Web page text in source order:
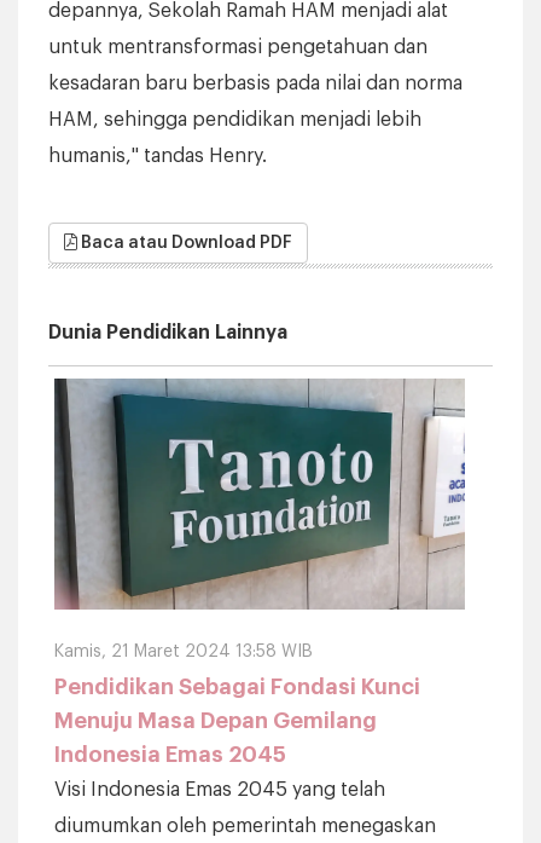
depannya, Sekolah Ramah HAM menjadi alat
untuk mentransformasi pengetahuan dan
kesadaran baru berbasis pada nilai dan norma
HAM, sehingga pendidikan menjadi lebih
humanis," tandas Henry.
Baca atau Download PDF
Dunia Pendidikan Lainnya
Kamis, 21 Maret 2024 13:58 WIB
Pendidikan Sebagai Fondasi Kunci
Menuju Masa Depan Gemilang
Indonesia Emas 2045
Visi Indonesia Emas 2045 yang telah
diumumkan oleh pemerintah menegaskan